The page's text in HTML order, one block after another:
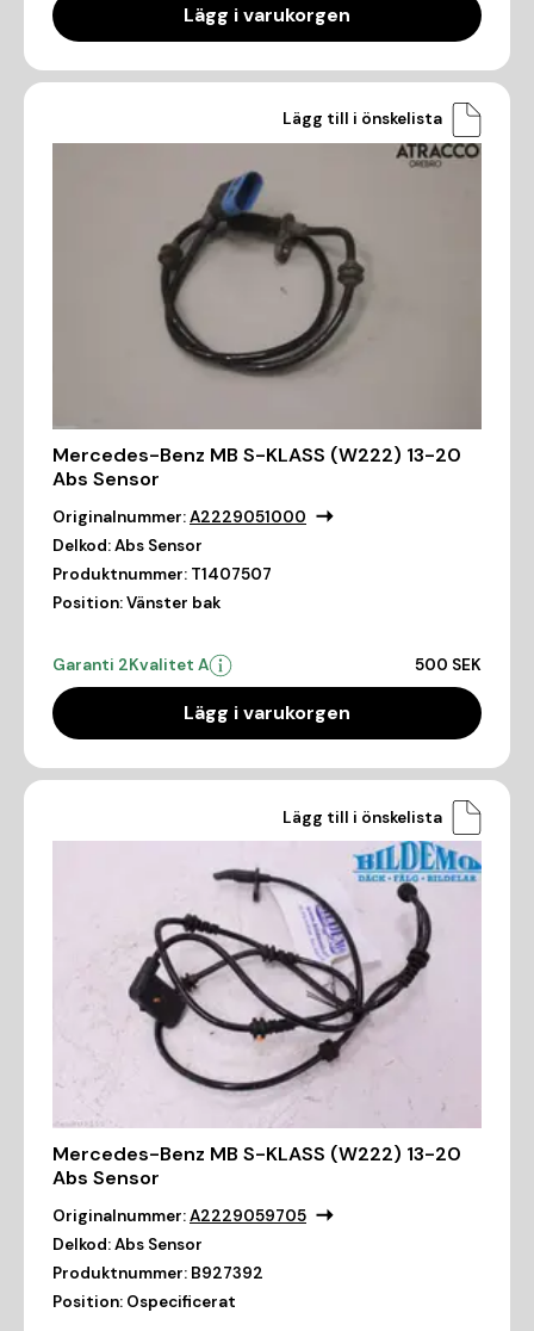
Lägg i varukorgen
Lägg till i önskelista
Mercedes-Benz MB S-KLASS (W222) 13-20
Abs Sensor
Originalnummer:A2229051000
Delkod:Abs Sensor
Produktnummer: T1407507
Position:Vänster bak
Garanti 2Kvalitet A 500 SEK
Lägg i varukorgen
Lägg till i önskelista
Mercedes-Benz MB S-KLASS (W222) 13-20
Abs Sensor
Originalnummer:A2229059705
Delkod:Abs Sensor
Produktnummer: B927392
Position: Ospecificerat